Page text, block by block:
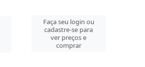
Faça seu login ou
cadastre-se para
ver preços e
comprar